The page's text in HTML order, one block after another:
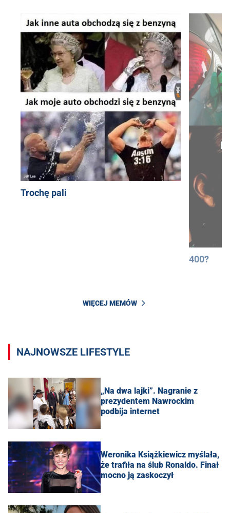
Trochę pali
400?
WIĘCEJ MEMÓW
NAJNOWSZE LIFESTYLE
„Na dwa lajki”. Nagranie z
prezydentem Nawrockim
podbija internet
Weronika Książkiewicz myślała,
że trafiła na ślub Ronaldo. Finał
mocno ją zaskoczył